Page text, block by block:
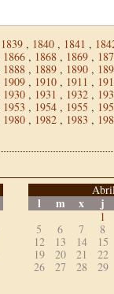
1839 , 1840 , 1841 ,
1866 , 1868 , 1869 ,
1888 , 1889 , 1890 ,
1909 , 1910 , 1911 ,
1930 , 1931 , 1932 ,
1953 , 1954 , 1955 ,
1980 , 1982 , 1983 ,
l m x j
1
5
6 7 8
12
13 14 15
19
20 21 22
26
27 28 29